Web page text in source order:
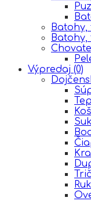
Výpredaj (0)